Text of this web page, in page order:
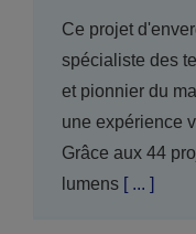
Ce projet
spécialiste des
et pionnier du
une expérience
Grâce aux 44
lumens[ ... ]